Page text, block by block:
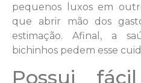
pequenos luxos em
que abrir mão dos
estimação. Afinal, a
bichinhos pedem esse
Possui